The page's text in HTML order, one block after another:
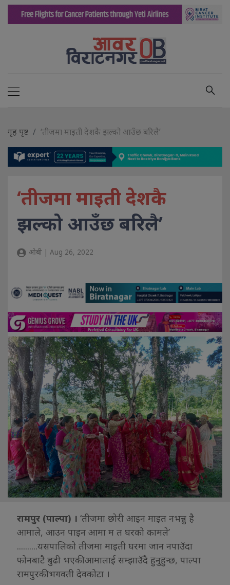
गृह पृष्ट ‘तीजमा माइती देशकै झल्को आउँछ बरिलै’
‘तीजमा माइती देशकै
झल्को आउँछ बरिलै’
ओबी | Aug 26, 2022
रामपुर (पाल्पा) । ‘तीजमा छोरी आइन माइत नभन्नु है
आमाले, आउन पाइन आमा म त घरको कामले’
..........यसपालिको तीजमा माइती घरमा जान नपाउँदा
फोनबाटै बुढी भएकी आमालाई सम्झाउँदै हुनुहुन्छ, पाल्पा
रामपुरकी भगवती देवकोटा ।